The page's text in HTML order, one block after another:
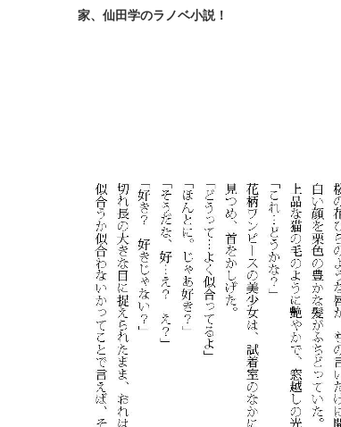
家、仙田学のラノベ小説！